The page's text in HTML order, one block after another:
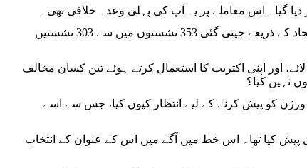
سال2019میں آپ نے اور بھی بھاری اکثریت سے کامیابی حاصل کی، آپ کی پارٹی کو اتحاد کے ذریعے جیتی گئی 353 نشستوں میں سے 303 نشستیں
اور اپنی اکثریت کا استعمال کرتے ہوئے تین کسان مخالف
نہیں کیا؟
کو پیش کرنے کے لیے انتظار کیوں کیا، جس سے اسے
بل پیش کیا تھا۔ اس خط میں آگے میں اس کے عنوان کے انتخاب